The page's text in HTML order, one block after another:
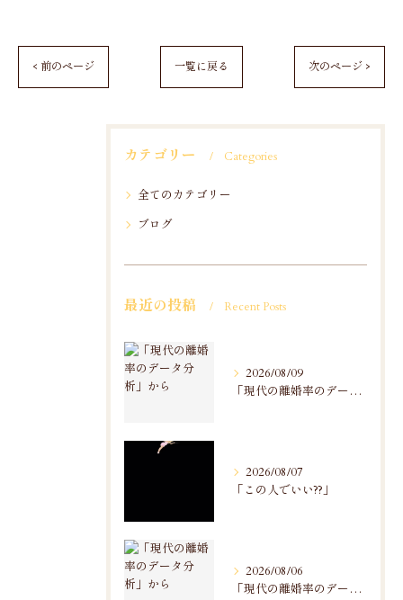
< 前のページ 一覧に戻る 次のページ >
カテゴリー Categories
全てのカテゴリー
ブログ
最近の投稿 Recent Posts
2026/08/09
「現代の離婚率のデータ分析」から
2026/08/07
「この人でいい??」
2026/08/06
「現代の離婚率のデータ分析」から